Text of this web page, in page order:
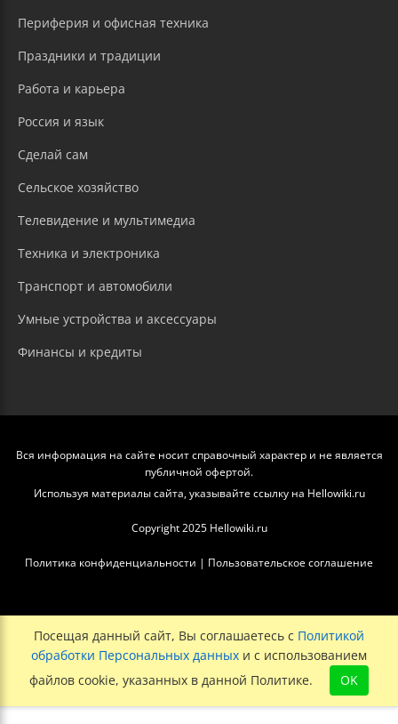
Периферия и офисная техника
Праздники и традиции
Работа и карьера
Россия и язык
Сделай сам
Сельское хозяйство
Телевидение и мультимедиа
Техника и электроника
Транспорт и автомобили
Умные устройства и аксессуары
Финансы и кредиты
Вся информация на сайте носит справочный характер и не является
публичной офертой.
Используя материалы сайта, указывайте ссылку на Hellowiki.ru
Copyright 2025 Hellowiki.ru
Политика конфиденциальности | Пользовательское соглашение
Посещая данный сайт, Вы соглашаетесь с Политикой
обработки Персональных данных и с использованием
файлов cookie, указанных в данной Политике.
OK